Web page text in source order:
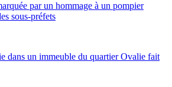
par un hommage à un pompier
sous-préfets
dans un immeuble du quartier Ovalie fait